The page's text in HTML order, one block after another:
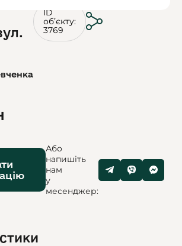
ID
обʼєкту:
3769
Або
напишіть
нам
у
месенджер: